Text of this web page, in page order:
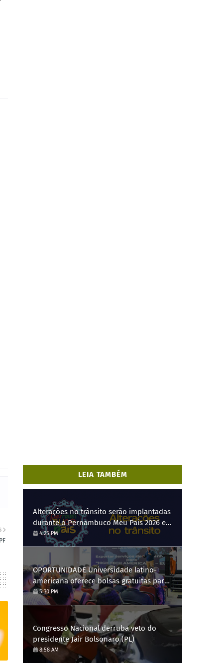
LEIA TAMBÉM
Alterações no trânsito serão implantadas
durante o Pernambuco Meu País 2026 em
Gravatá, de 29 de julho a 3 de agosto
4:25 PM
OPORTUNIDADE Universidade latino-
americana oferece bolsas gratuitas para
Engenharia de Software; saiba como se
candidatar
5:30 PM
Congresso Nacional derruba veto do
presidente Jair Bolsonaro (PL)
8:58 AM